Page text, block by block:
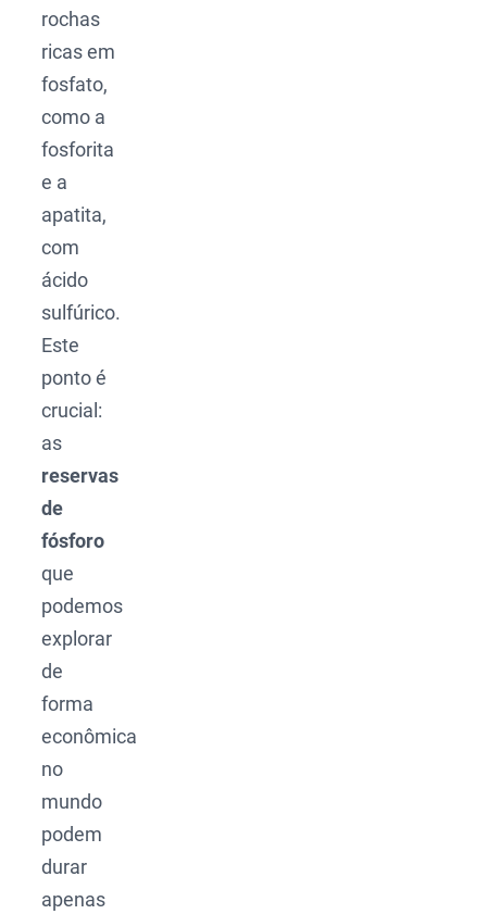
rochas
ricas em
fosfato,
como a
fosforita
e a
apatita,
com
ácido
sulfúrico.
Este
ponto é
crucial:
as
reservas
de
fósforo
que
podemos
explorar
de
forma
econômica
no
mundo
podem
durar
apenas